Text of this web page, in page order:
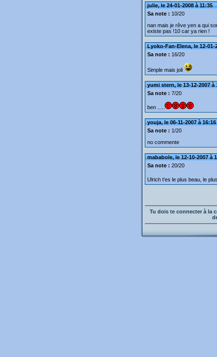
julie, le 24-01-2008 à 11:35
Sa note : 10/20
nan mais je rêve yen a qui
existe pas !10 car ya rien !
Lyoko-Fan-Elena, le 12-01-
Sa note : 16/20
Simple mais joli
yumi stern, le 13-12-2007 à
Sa note : 7/20
ben .....
youja, le 06-11-2007 à 16:16
Sa note : 1/20
no commente
mababole, le 12-10-2007 à
Sa note : 20/20
Ulrich t'es le plus beau, le
Tu dois te connecter à la